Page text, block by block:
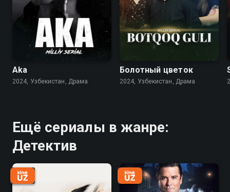
Aka
2024, Узбекистан, Драма
Болотный цветок
2024, Узбекистан, Драма
Ещё сериалы в жанре:
Детектив